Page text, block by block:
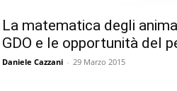
La matematica degli
GDO e le opportunità del
Daniele Cazzani - 29 Marzo 2015